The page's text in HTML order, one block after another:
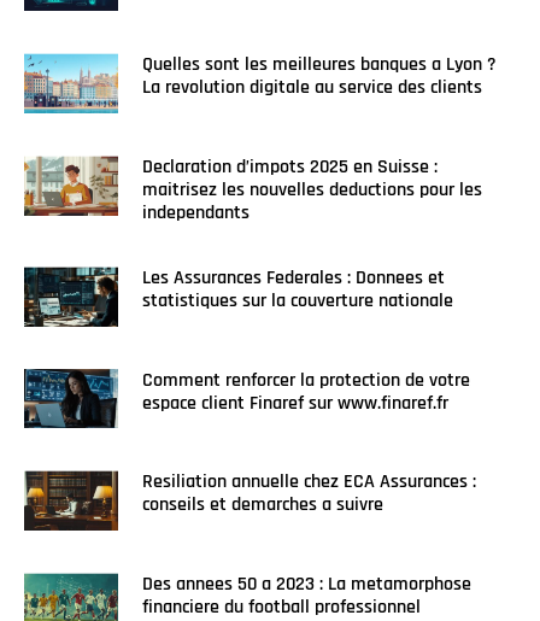
Quelles sont les meilleures banques a Lyon ?
La revolution digitale au service des clients
Declaration d’impots 2025 en Suisse :
maitrisez les nouvelles deductions pour les
independants
Les Assurances Federales : Donnees et
statistiques sur la couverture nationale
Comment renforcer la protection de votre
espace client Finaref sur www.finaref.fr
Resiliation annuelle chez ECA Assurances :
conseils et demarches a suivre
Des annees 50 a 2023 : La metamorphose
financiere du football professionnel